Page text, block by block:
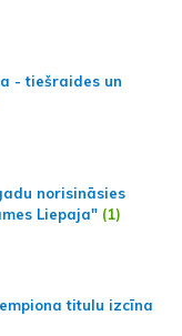
- tiešraides un
norisināsies
Liepaja" (1)
titulu izcīna